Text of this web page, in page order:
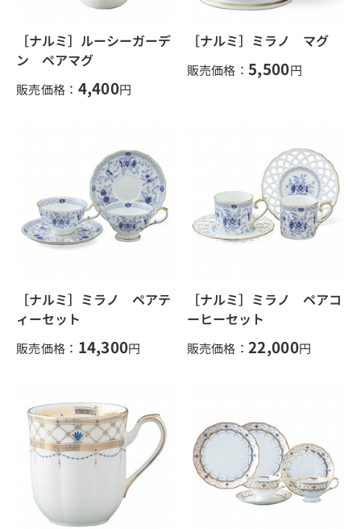
［ナルミ］ルーシーガーデ
ン ペアマグ
販売価格： 4,400円
［ナルミ］ミラノ マグ
販売価格： 5,500円
［ナルミ］ミラノ ペアテ
ィーセット
販売価格： 14,300円
［ナルミ］ミラノ ペアコ
ーヒーセット
販売価格： 22,000円